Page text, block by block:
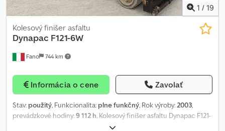
1 / 19
Fano 744 km
Kolesový finišer asfaltu
Dynapac F121-6W
Informácia o cene Zavolať
Stav: použitý, Funkcionalita: plne funkčný, Rok výroby:2003,
prevádzkové hodiny:9 112 h, Kolesový finišer asfaltu Dynapac F121-
6W Rok výroby: 2003 Maximálna prevádzková hmotnosť: 16 000 kg